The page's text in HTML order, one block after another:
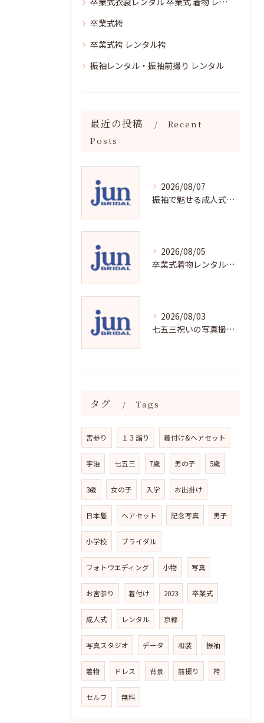
卒業式袴
卒業式袴 レンタル袴
振袖レンタル・振袖前撮り レンタル
最近の投稿
Recent
Posts
2026/08/07
振袖で魅せる成人式写真の魅力と撮影ポイント
2026/08/05
卒業式着物レンタルの選び方と魅力
2026/08/03
七五三祝いの写真撮影で残す成長の瞬間
タグ Tags
宮参り １３詣り 着付け&ヘアセット
宇治 七五三 7歳 男の子 5歳
3歳 女の子 入学 お出掛け
日本髪 ヘアセット 記念写真 男子
小学校 ブライダル
フォトウエディング 小物 写真
お宮参り 着付け 2023 卒業式
成人式 レンタル 京都
写真スタジオ データ 和装 振袖
着物 ドレス 背景 前撮り 袴
セルフ 無料